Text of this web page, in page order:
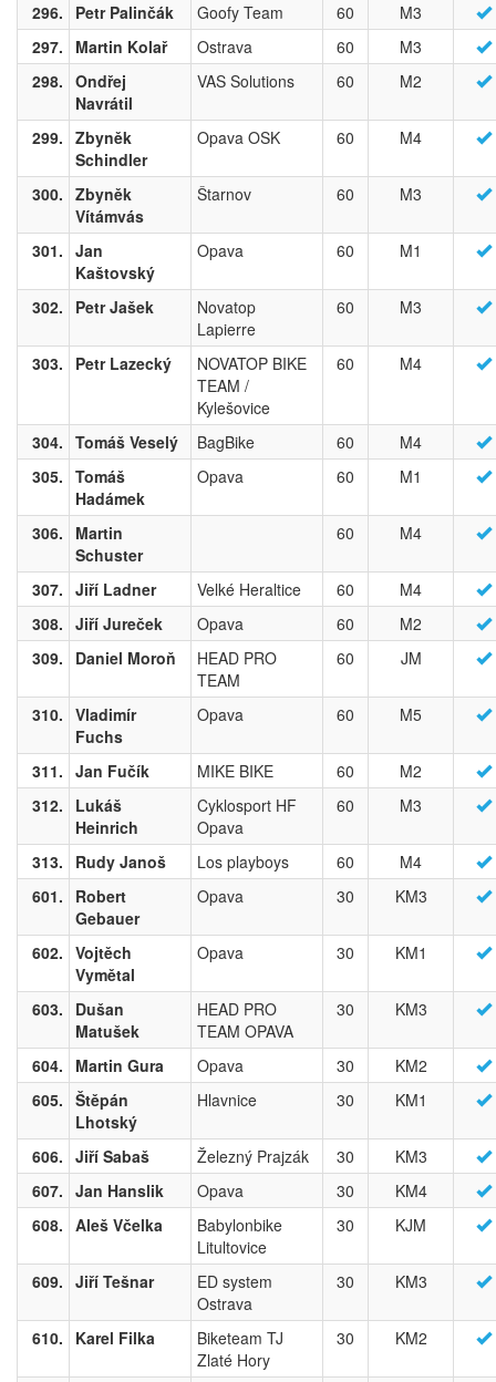
296.
Petr Palinčák Goofy Team 60
M3
297.
Martin Kolař Ostrava 60
M3
298. Ondřej
Navrátil
VAS Solutions 60 M2
299. Zbyněk
Schindler
Opava OSK 60 M4
300. Zbyněk
Vítámvás
Štarnov 60 M3
301. Jan
Kaštovský
Opava 60 M1
302. Petr Jašek
Novatop
Lapierre
60 M3
303. Petr Lazecký
NOVATOP BIKE
TEAM /
Kylešovice
60 M4
304. Tomáš Veselý BagBike 60
M4
305. Tomáš
Hadámek
Opava 60 M1
306.
Martin
Schuster
60 M4
307. Jiří Ladner Velké Heraltice 60
M4
308. Jiří Jureček Opava 60
M2
309.
Daniel Moroň
HEAD PRO
TEAM
60 JM
310. Vladimír
Fuchs
Opava 60 M5
311. Jan Fučík MIKE BIKE 60
M2
312.
Lukáš
Heinrich
Cyklosport HF
Opava
60 M3
313. Rudy Janoš Los playboys 60
M4
601.
Robert
Gebauer
Opava 30 KM3
602. Vojtěch
Vymětal
Opava 30 KM1
603.
Dušan
Matušek
HEAD PRO
TEAM OPAVA
30 KM3
604. Martin Gura Opava 30
KM2
605. Štěpán
Lhotský
Hlavnice 30 KM1
606. Jiří Sabaš Železný Prajzák 30
KM3
607. Jan Hanslik Opava 30
KM4
608. Aleš Včelka
Babylonbike
Litultovice
30 KJM
609. Jiří Tešnar
ED system
Ostrava
30 KM3
610. Karel Filka
Biketeam TJ
Zlaté Hory
30 KM2